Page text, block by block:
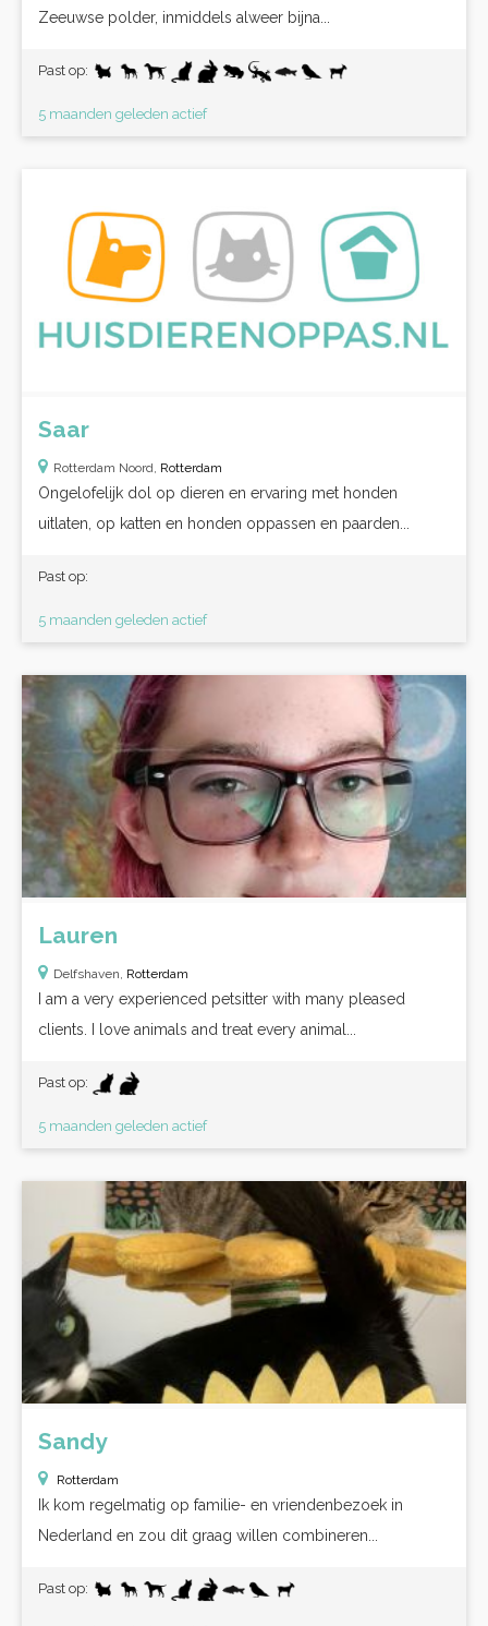
Zeeuwse polder, inmiddels alweer bijna...
Past op:
5 maanden geleden actief
Saar
Rotterdam Noord, Rotterdam
Ongelofelijk dol op dieren en ervaring met honden
uitlaten, op katten en honden oppassen en paarden...
Past op:
5 maanden geleden actief
Lauren
Delfshaven, Rotterdam
I am a very experienced petsitter with many pleased
clients. I love animals and treat every animal...
Past op:
5 maanden geleden actief
Sandy
Rotterdam
Ik kom regelmatig op familie- en vriendenbezoek in
Nederland en zou dit graag willen combineren...
Past op: